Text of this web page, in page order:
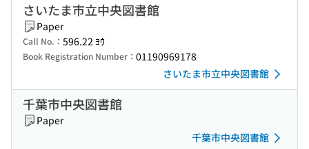
さいたま市立中央図書館
Paper
Call No.： 596.22 ﾖｳ
Book Registration Number： 01190969178
さいたま市立中央図書館
千葉市中央図書館
Paper
千葉市中央図書館